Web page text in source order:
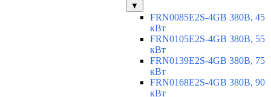
▼
FRN0085E2S-4GB 380В, 45
кВт
FRN0105E2S-4GB 380В, 55
кВт
FRN0139E2S-4GB 380В, 75
кВт
FRN0168E2S-4GB 380В, 90
кВт